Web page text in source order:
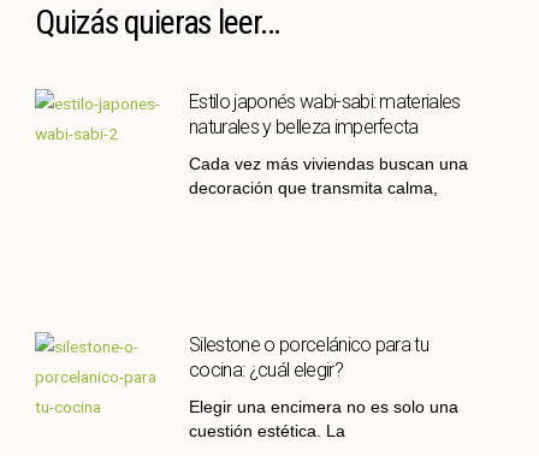
Quizás quieras leer...
Estilo japonés wabi-sabi: materiales
naturales y belleza imperfecta
Cada vez más viviendas buscan una
decoración que transmita calma,
Silestone o porcelánico para tu
cocina: ¿cuál elegir?
Elegir una encimera no es solo una
cuestión estética. La